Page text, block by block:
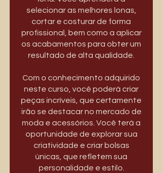
selecionar as melhores lonas,
cortar e costurar de forma
profissional, bem como a aplicar
os acabamentos para obter um
resultado de alta qualidade.
Com o conhecimento adquirido
neste curso, você poderá criar
peças incríveis, que certamente
irão se destacar no mercado de
moda e acessórios. Você terá a
oportunidade de explorar sua
criatividade e criar bolsas
únicas, que refletem sua
personalidade e estilo.